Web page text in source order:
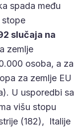
spada među
stope
slučaja na
zemlje
osoba, a za
za zemlje EU
U usporedbi sa
višu stopu
(182), Italije